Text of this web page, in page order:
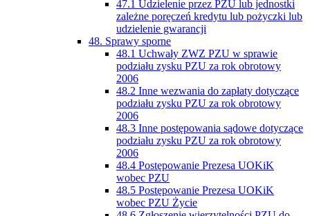
47.1 Udzielenie przez PZU lub jednostki
zależne poręczeń kredytu lub pożyczki lub
udzielenie gwarancji
48. Sprawy sporne
48.1 Uchwały ZWZ PZU w sprawie
podziału zysku PZU za rok obrotowy
2006
48.2 Inne wezwania do zapłaty dotyczące
podziału zysku PZU za rok obrotowy
2006
48.3 Inne postępowania sądowe dotyczące
podziału zysku PZU za rok obrotowy
2006
48.4 Postępowanie Prezesa UOKiK
wobec PZU
48.5 Postępowanie Prezesa UOKiK
wobec PZU Życie